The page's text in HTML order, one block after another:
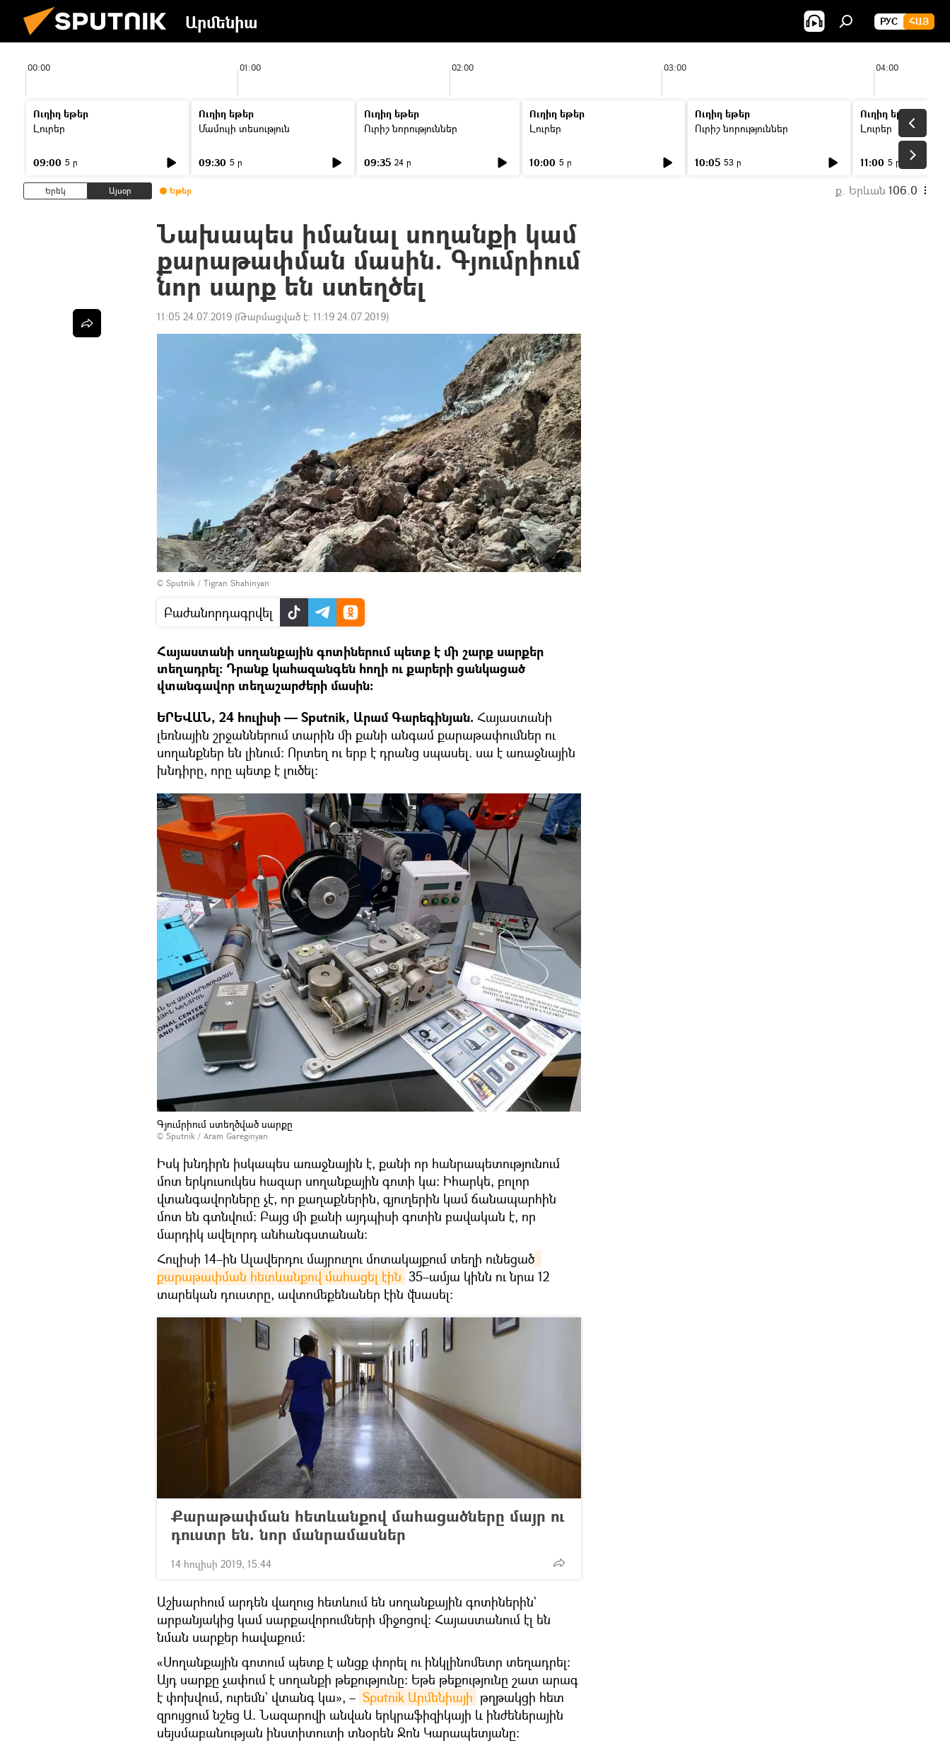
Արմենիա РУС ՀԱՅ
00:00 01:00 02:00 03:00 04:00
Ուղիղ եթեր
Լուրեր
09:00 5 ր
Ուղիղ եթեր
Մամուլի տեսություն
09:30 5 ր
Ուղիղ եթեր
Ուրիշ նորություններ
09:35 24 ր
Ուղիղ եթեր
Լուրեր
10:00 5 ր
Ուղիղ եթեր
Ուրիշ նորություններ
10:05 53 ր
Ուղիղ եթեր
Լուրեր
11:00 5 ր
Երեկ Այսօր Եթեր ք. Երևան 106.0
Նախապես իմանալ սողանքի կամ
քարաթափման մասին. Գյումրիում
նոր սարք են ստեղծել
11:05 24.07.2019 (Թարմացված է: 11:19 24.07.2019)
© Sputnik / Tigran Shahinyan
Բաժանորդագրվել
Հայաստանի սողանքային գոտիներում պետք է մի շարք սարքեր
տեղադրել։ Դրանք կահազանգեն հողի ու քարերի ցանկացած
վտանգավոր տեղաշարժերի մասին։
ԵՐԵՎԱՆ, 24 հուլիսի — Sputnik, Արամ Գարեգինյան. Հայաստանի
լեռնային շրջաններում տարին մի քանի անգամ քարաթափումներ ու
սողանքներ են լինում։ Որտեղ ու երբ է դրանց սպասել. սա է առաջնային
խնդիրը, որը պետք է լուծել։
Գյումրիում ստեղծված սարքը
© Sputnik / Aram Gareginyan
Իսկ խնդիրն իսկապես առաջնային է, քանի որ հանրապետությունում
մոտ երկուսուկես հազար սողանքային գոտի կա։ Իհարկե, բոլոր
վտանգավորները չէ, որ քաղաքներին, գյուղերին կամ ճանապարհին
մոտ են գտնվում։ Բայց մի քանի այդպիսի գոտին բավական է, որ
մարդիկ ավելորդ անհանգստանան։
Հուլիսի 14–ին Ալավերդու մայրուղու մոտակայքում տեղի ունեցած
քարաթափման հետևանքով մահացել էին 35–ամյա կինն ու նրա 12
տարեկան դուստրը, ավտոմեքենաներ էին վնասել։
Քարաթափման հետևանքով մահացածները մայր ու
դուստր են. նոր մանրամասներ
14 հուլիսի 2019, 15:44
Աշխարհում արդեն վաղուց հետևում են սողանքային գոտիներին`
արբանյակից կամ սարքավորումների միջոցով։ Հայաստանում էլ են
նման սարքեր հավաքում։
«Սողանքային գոտում պետք է անցք փորել ու ինկլինոմետր տեղադրել։
Այդ սարքը չափում է սողանքի թեքությունը։ Եթե թեքությունը շատ արագ
է փոխվում, ուրեմն` վտանգ կա», – Sputnik Արմենիայի թղթակցի հետ
զրույցում նշեց Ա. Նազարովի անվան երկրաֆիզիկայի և ինժեներային
սեյսմաբանության ինստիտուտի տնօրեն Ջոն Կարապետյանը։